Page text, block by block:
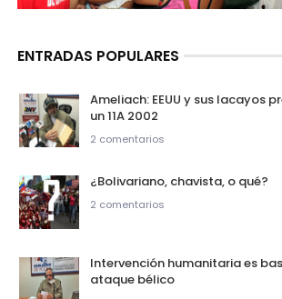
ENTRADAS POPULARES
Ameliach: EEUU y sus lacayos
un 11A 2002
2 comentarios
¿Bolivariano, chavista, o qué?
2 comentarios
Intervención humanitaria es
ataque bélico